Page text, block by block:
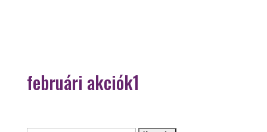
februári akciók1